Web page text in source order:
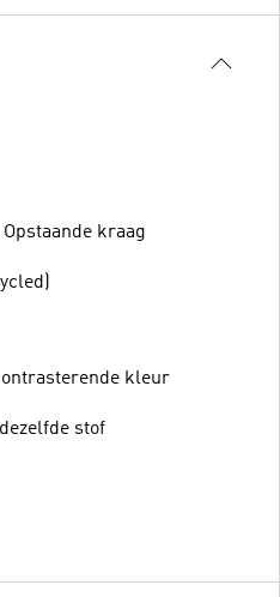
kraag
kleur
stof